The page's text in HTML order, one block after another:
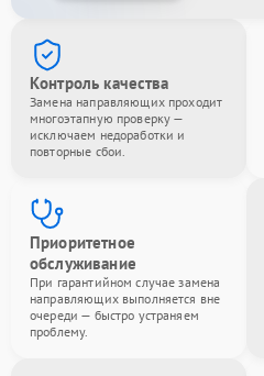
Контроль качества
Замена направляющих проходит
многоэтапную проверку —
исключаем недоработки и
повторные сбои.
Приоритетное
обслуживание
При гарантийном случае замена
направляющих выполняется вне
очереди — быстро устраняем
проблему.